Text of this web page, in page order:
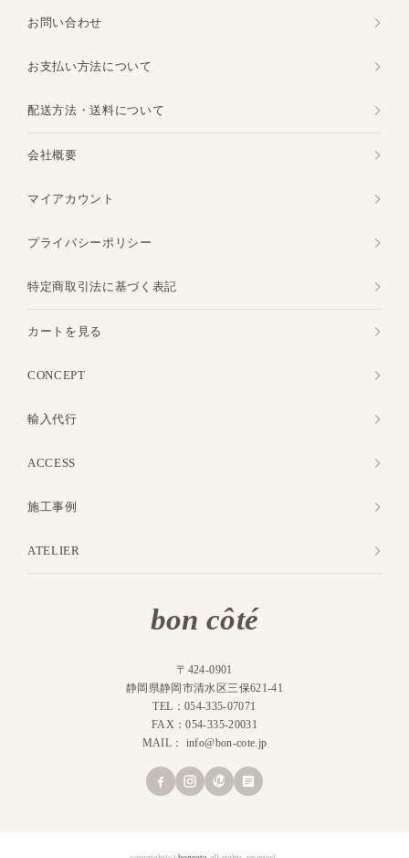
お問い合わせ
お支払い方法について
配送方法・送料について
会社概要
マイアカウント
プライバシーポリシー
特定商取引法に基づく表記
カートを見る
CONCEPT
輸入代行
ACCESS
施工事例
ATELIER
bon côté
〒424-0901
静岡県静岡市清水区三保621-41
TEL：054-335-07071
FAX：054-335-20031
MAIL： info@bon-cote.jp